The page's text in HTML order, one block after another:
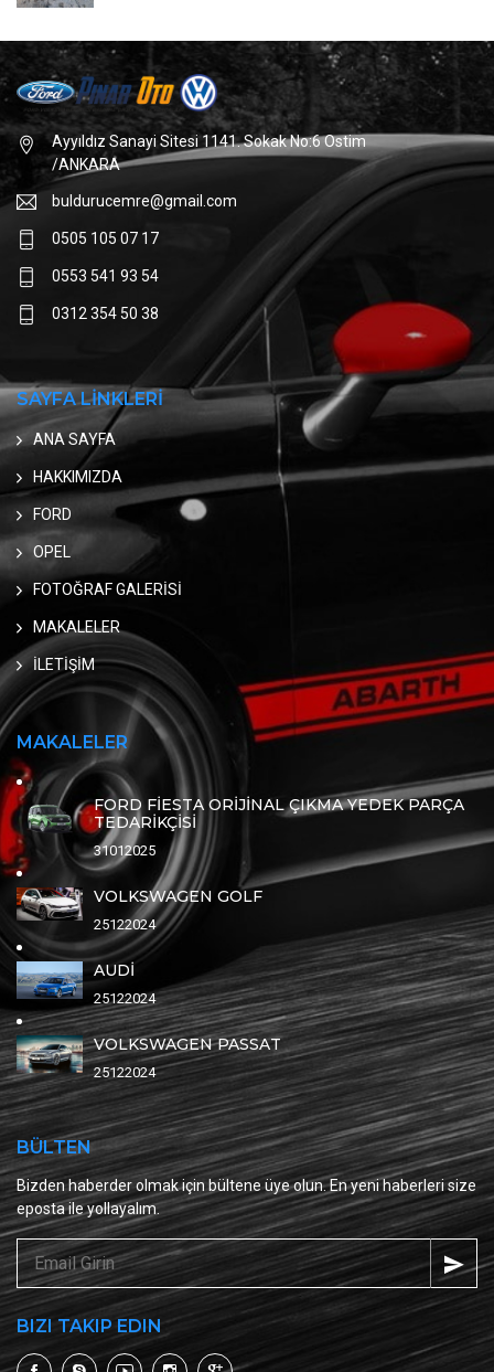
Ayyıldız Sanayi Sitesi 1141. Sokak No:6 Ostim
/ANKARA
buldurucemre@gmail.com
0505 105 07 17
0553 541 93 54
0312 354 50 38
SAYFA LİNKLERİ
ANA SAYFA
HAKKIMIZDA
FORD
OPEL
FOTOĞRAF GALERİSİ
MAKALELER
İLETİŞİM
MAKALELER
FORD FİESTA ORİJİNAL ÇIKMA YEDEK PARÇA
TEDARİKÇİSİ
31012025
VOLKSWAGEN GOLF
25122024
AUDİ
25122024
VOLKSWAGEN PASSAT
25122024
BÜLTEN
Bizden haberder olmak için bültene üye olun. En yeni haberleri size
eposta ile yollayalım.
BIZI TAKIP EDIN